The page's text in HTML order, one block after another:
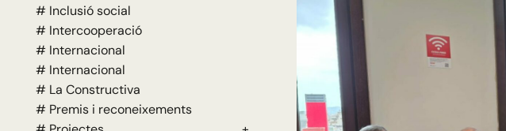
# Inclusió social
# Intercooperació
# Internacional
# Internacional
# La Constructiva
# Premis i reconeixements